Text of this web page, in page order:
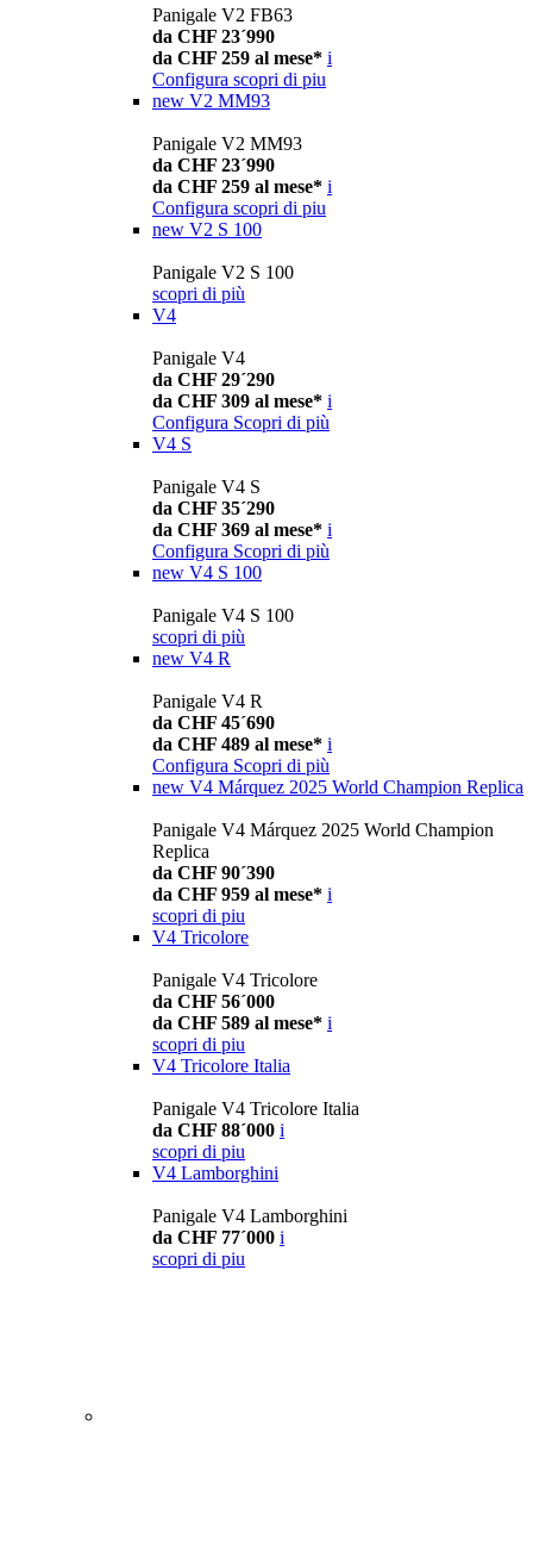
Panigale V2 FB63
da CHF 23´990
da CHF 259 al mese* i
Configura scopri di piu
new V2 MM93
Panigale V2 MM93
da CHF 23´990
da CHF 259 al mese* i
Configura scopri di piu
new V2 S 100
Panigale V2 S 100
scopri di più
V4
Panigale V4
da CHF 29´290
da CHF 309 al mese* i
Configura Scopri di più
V4 S
Panigale V4 S
da CHF 35´290
da CHF 369 al mese* i
Configura Scopri di più
new V4 S 100
Panigale V4 S 100
scopri di più
new V4 R
Panigale V4 R
da CHF 45´690
da CHF 489 al mese* i
Configura Scopri di più
new V4 Márquez 2025 World Champion Replica
Panigale V4 Márquez 2025 World Champion
Replica
da CHF 90´390
da CHF 959 al mese* i
scopri di piu
V4 Tricolore
Panigale V4 Tricolore
da CHF 56´000
da CHF 589 al mese* i
scopri di piu
V4 Tricolore Italia
Panigale V4 Tricolore Italia
da CHF 88´000 i
scopri di piu
V4 Lamborghini
Panigale V4 Lamborghini
da CHF 77´000 i
scopri di piu